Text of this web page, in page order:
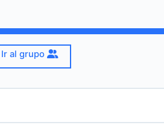
Ir al grupo